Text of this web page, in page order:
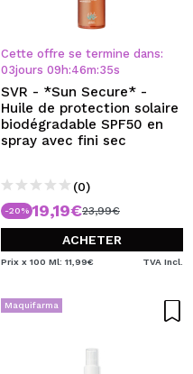
Cette offre se termine dans:
03jours 09 h:46m:35s
SVR - *Sun Secure* -
Huile de protection solaire
biodégradable SPF50 en
spray avec fini sec
(0)
-20% 19,19€23,99€
ACHETER
Prix x 100 Ml: 11,99€ TVA Incl.
Maquifarma